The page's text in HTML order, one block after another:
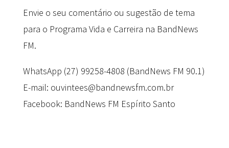
Envie o seu comentário ou sugestão de tema
para o Programa Vida e Carreira na BandNews
FM.
WhatsApp (27) 99258-4808 (BandNews FM 90.1)
E-mail: ouvintees@bandnewsfm.com.br
Facebook: BandNews FM Espírito Santo